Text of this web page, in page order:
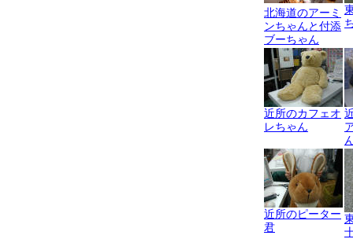
北海道のアーミ
ンちゃんと付添
ブーちゃん
近所のカフェオ
レちゃん
近所のピーター
君